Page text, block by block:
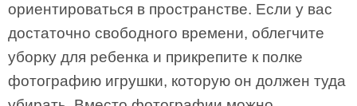
ориентироваться в пространстве. Если у вас
достаточно свободного времени, облегчите
уборку для ребенка и прикрепите к полке
фотографию игрушки, которую он должен туда